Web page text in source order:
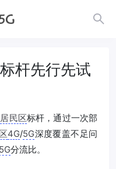
杆先行先试
居民区标杆，通过一次部
4G/5G深度覆盖不足问
5G分流比。